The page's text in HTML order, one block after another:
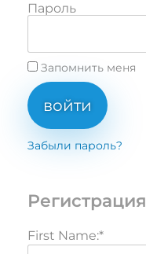
Пароль
Запомнить меня
войти
Забыли пароль?
Регистрация
First Name:*